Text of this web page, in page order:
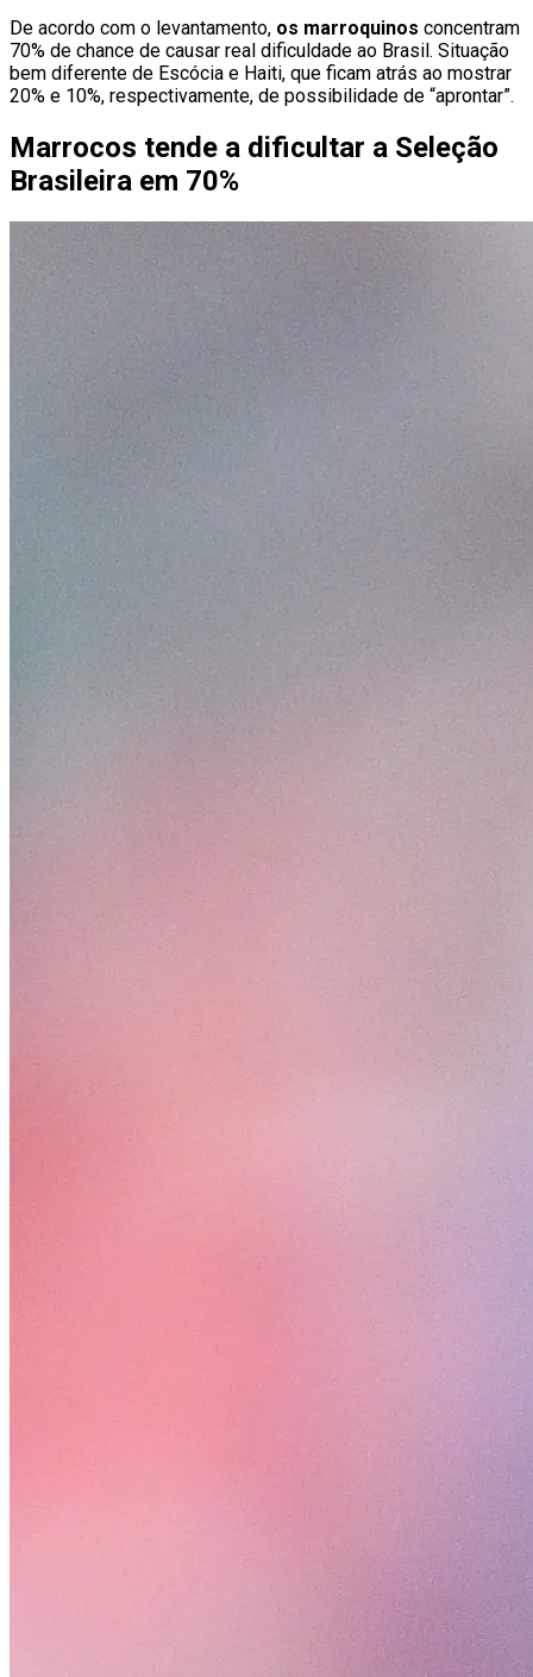
De acordo com o levantamento, os marroquinos concentram
70% de chance de causar real dificuldade ao Brasil. Situação
bem diferente de Escócia e Haiti, que ficam atrás ao mostrar
20% e 10%, respectivamente, de possibilidade de “aprontar”.
Marrocos tende a dificultar a Seleção
Brasileira em 70%